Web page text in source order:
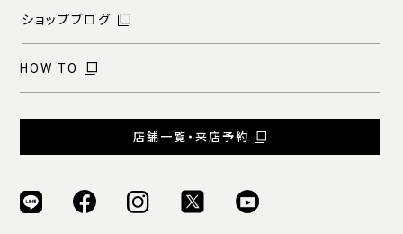
ショップブログ
HOW TO
店舗一覧・来店予約